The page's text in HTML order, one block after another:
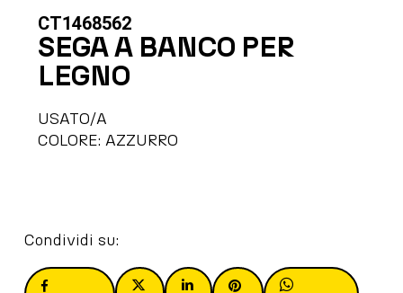
CT1468562
SEGA A BANCO PER
LEGNO
USATO/A
COLORE: AZZURRO
Condividi su: